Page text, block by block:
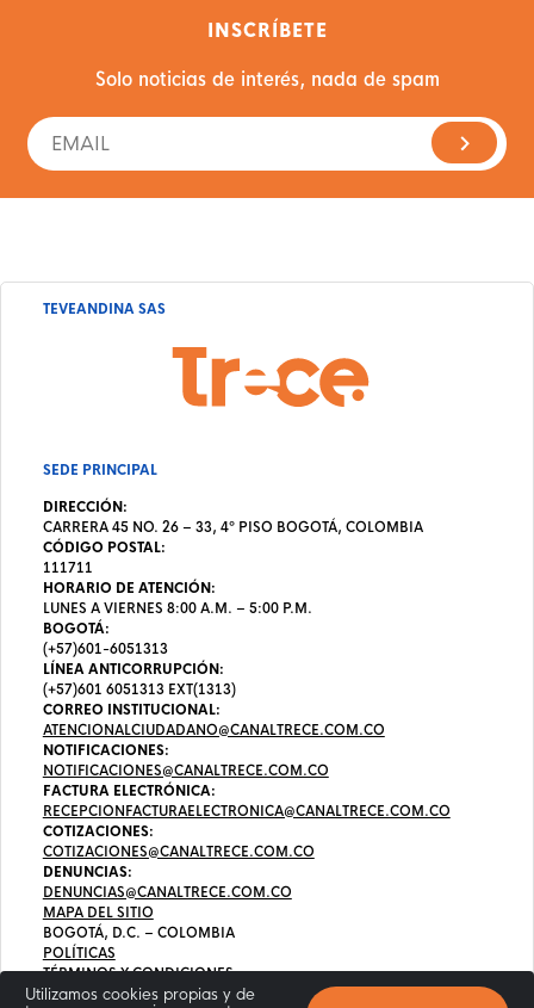
Utilizamos cookies propias y de
INSCRÍBETE
Solo noticias de interés, nada de spam
TEVEANDINA SAS
SEDE PRINCIPAL
DIRECCIÓN:
CARRERA 45 NO. 26 – 33, 4º PISO BOGOTÁ, COLOMBIA
CÓDIGO POSTAL:
111711
HORARIO DE ATENCIÓN:
LUNES A VIERNES 8:00 A.M. – 5:00 P.M.
BOGOTÁ:
(+57)601-6051313
LÍNEA ANTICORRUPCIÓN:
(+57)601 6051313 EXT(1313)
CORREO INSTITUCIONAL:
ATENCIONALCIUDADANO@CANALTRECE.COM.CO
NOTIFICACIONES:
NOTIFICACIONES@CANALTRECE.COM.CO
FACTURA ELECTRÓNICA:
RECEPCIONFACTURAELECTRONICA@CANALTRECE.COM.CO
COTIZACIONES:
COTIZACIONES@CANALTRECE.COM.CO
DENUNCIAS:
DENUNCIAS@CANALTRECE.COM.CO
MAPA DEL SITIO
BOGOTÁ, D.C. – COLOMBIA
POLÍTICAS
TÉRMINOS Y CONDICIONES